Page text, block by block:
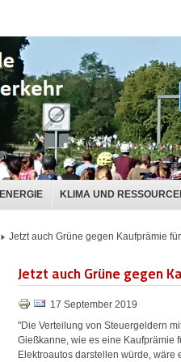
ENERGIE KLIMA UND
Jetzt auch Grüne gegen Kaufprämie
Jetzt auch Grüne gegen
17 September 2019
"Die Verteilung von Steuergeldern
Gießkanne, wie es eine Kaufprämie
Elektroautos darstellen würde, wäre